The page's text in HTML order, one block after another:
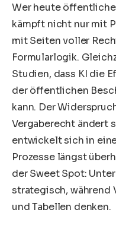
Wer heute
kämpft nicht nur mit
mit Seiten voller
Formularlogik.
Studien, dass KI die
der öffentlichen
kann. Der
Vergaberecht ändert
entwickelt sich in
Prozesse längst
der Sweet Spot:
strategisch, während
und Tabellen denken.